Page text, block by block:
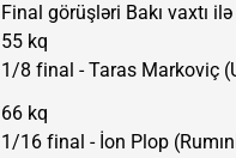
Final görüşləri Bakı vaxtı
55 kq
1/8 final - Taras Markoviç
66 kq
1/16 final - İon Plop